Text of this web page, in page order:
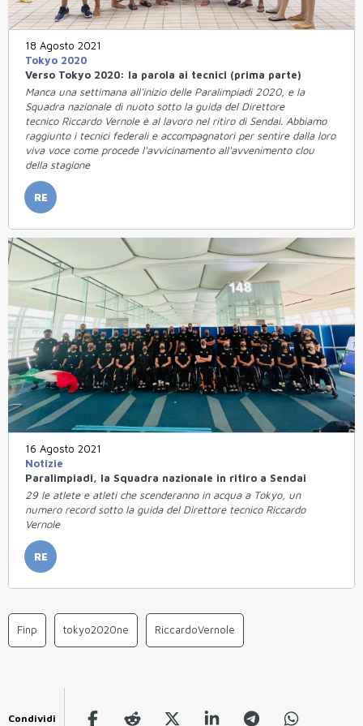
18 Agosto 2021
Tokyo 2020
Verso Tokyo 2020: la parola ai tecnici (prima parte)
Manca una settimana all'inizio delle Paralimpiadi 2020, e la
Squadra nazionale di nuoto sotto la guida del Direttore
tecnico Riccardo Vernole è al lavoro nel ritiro di Sendai. Abbiamo
raggiunto i tecnici federali e accompagnatori per sentire dalla loro
viva voce come procede l'avvicinamento all'avvenimento clou
della stagione
RE
16 Agosto 2021
Notizie
Paralimpiadi, la Squadra nazionale in ritiro a Sendai
29 le atlete e atleti che scenderanno in acqua a Tokyo, un
numero record sotto la guida del Direttore tecnico Riccardo
Vernole
RE
Finp tokyo2020ne RiccardoVernole
Condividi